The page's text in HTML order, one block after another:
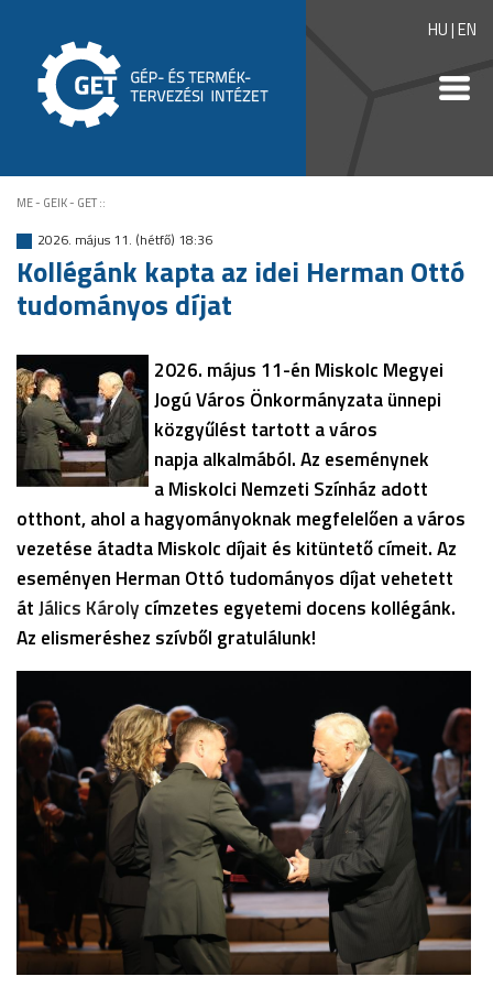
HU|EN
ME - GEIK - GET::
2026. május 11. (hétfő) 18:36
Kollégánk kapta az idei Herman Ottó
tudományos díjat
2026. május 11-én Miskolc Megyei
Jogú Város Önkormányzata ünnepi
közgyűlést tartott a város
napja alkalmából. Az eseménynek
a Miskolci Nemzeti Színház adott
otthont, ahol a hagyományoknak megfelelően a város
vezetése átadta Miskolc díjait és kitüntető címeit. Az
eseményen Herman Ottó tudományos díjat vehetett
átJálics Károly címzetes egyetemi docens kollégánk.
Az elismeréshez szívből gratulálunk!